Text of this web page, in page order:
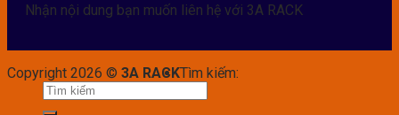
Nhận nội dung bạn muốn liên hệ với 3A RACK
Copyright 2026 © 3A RACKTìm kiếm: